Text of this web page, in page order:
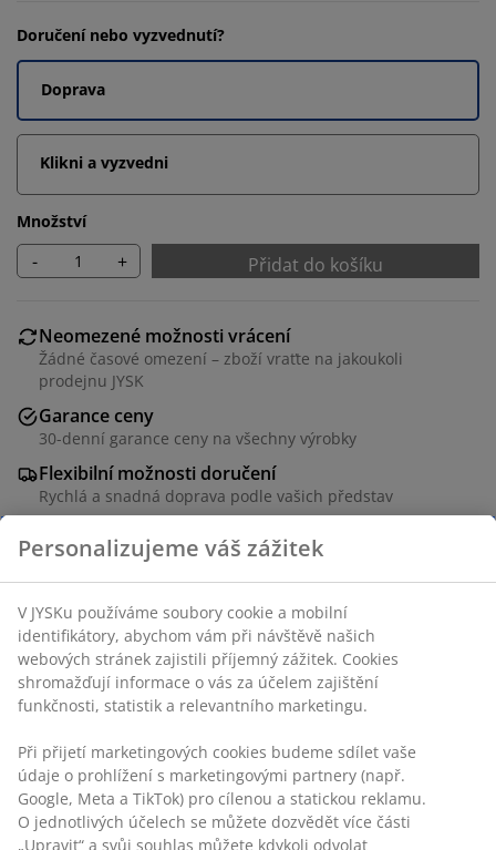
Doručení nebo vyzvednutí?
Doprava
Klikni a vyzvedni
Množství
- + Přidat do košíku
Neomezené možnosti vrácení
Žádné časové omezení – zboží vraťte na jakoukoli
prodejnu JYSK
Garance ceny
30-denní garance ceny na všechny výrobky
Flexibilní možnosti doručení
Rychlá a snadná doprava podle vašich představ
Skladová položka: 1767401
Specifikace
Hodnocení
Personalizujeme váš zážitek
V JYSKu používáme soubory cookie a mobilní
identifikátory, abychom vám při návštěvě našich
webových stránek zajistili příjemný zážitek. Cookies
shromažďují informace o vás za účelem zajištění
funkčnosti, statistik a relevantního marketingu.
Při přijetí marketingových cookies budeme sdílet vaše
údaje o prohlížení s marketingovými partnery (např.
Google, Meta a TikTok) pro cílenou a statickou reklamu.
O jednotlivých účelech se můžete dozvědět více části
„Upravit“ a svůj souhlas můžete kdykoli odvolat